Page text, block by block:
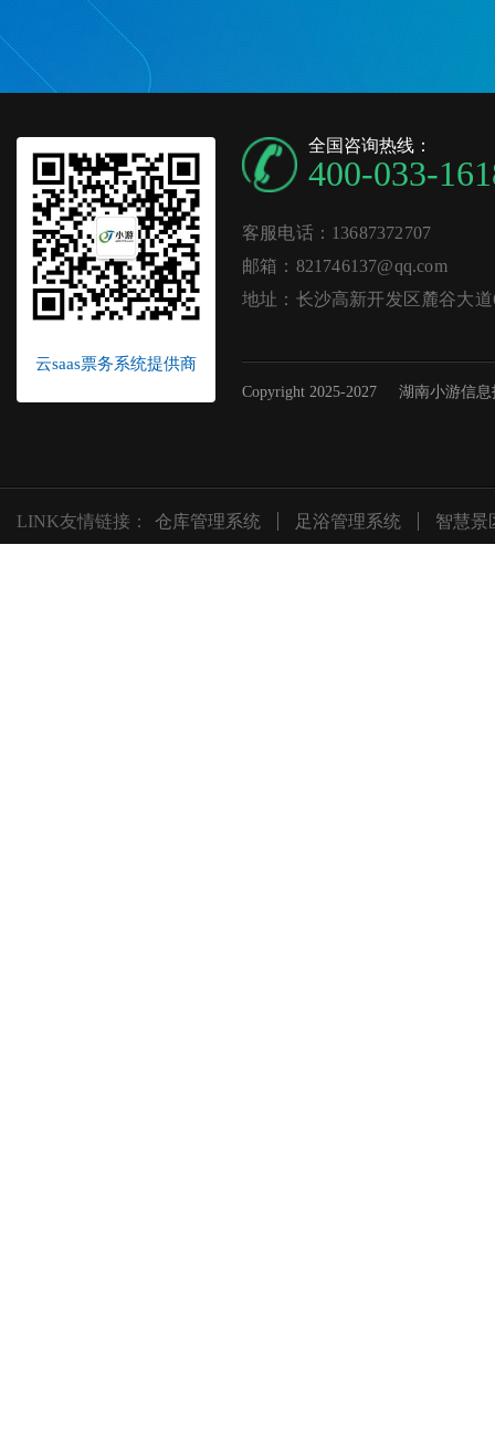
云saas票务系统提供商
全国咨询热线：
400-033-
客服电话：13687372707
邮箱：821746137@qq.com
地址：长沙高新开发区麓谷大
Copyright 2025-2027 湖南小游信
LINK友情链接： 仓库管理系统 足浴管理系统 智慧景